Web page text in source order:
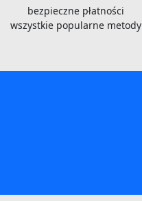
bezpieczne płatności
wszystkie popularne metody